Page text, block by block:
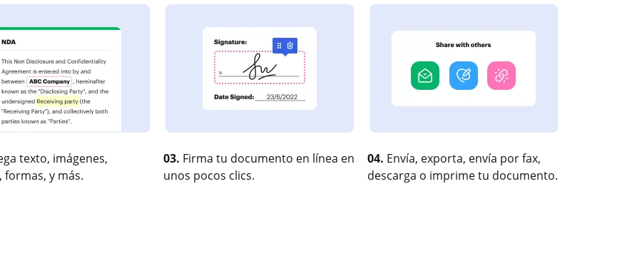
texto, imágenes,
formas, y más.
03. Firma tu documento en línea en
unos pocos clics.
04. Envía, exporta, envía por fax,
descarga o imprime tu documento.